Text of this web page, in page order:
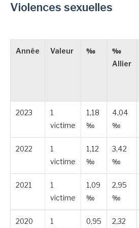
Violences sexuelles
Année Valeur ‰
‰
Allier
2023
1
victime
1,18
‰
4,04
‰
2022
1
victime
1,12
‰
3,42
‰
2021
1
victime
1,09
‰
2,95
‰
2020
1
0,95
2,32